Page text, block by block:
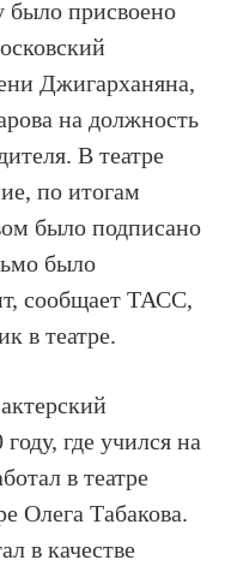
было присвоено
Джигарханяна,
на должность
В театре
по итогам
было подписано
было
сообщает ТАСС,
в театре.
где учился на
в театре
Олега Табакова.
в качестве